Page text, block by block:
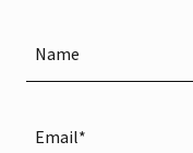
Name
Email*